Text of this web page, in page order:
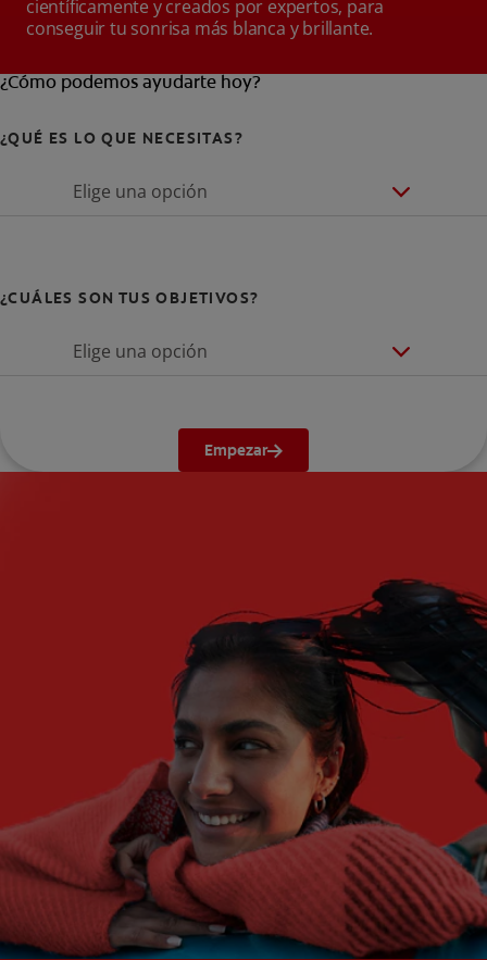
científicamente y creados por expertos, para
conseguir tu sonrisa más blanca y brillante.
¿Cómo podemos ayudarte hoy?
¿QUÉ ES LO QUE NECESITAS?
Elige una opción
¿CUÁLES SON TUS OBJETIVOS?
Elige una opción
Empezar